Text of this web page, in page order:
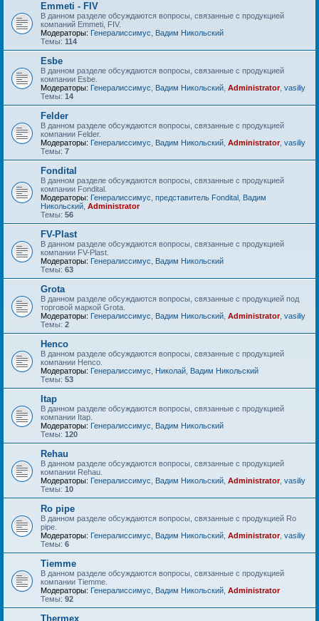
Emmeti - FIV
В данном разделе обсуждаются вопросы, связанные с продукцией
компаний Emmeti, FIV.
Модераторы: Генералиссимус
Вадим Никольский
Темы: 114
Esbe
В данном разделе обсуждаются вопросы, связанные с продукцией
компании Esbe.
Модераторы: Генералиссимус Вадим Никольский Administrator, vasiliy
Темы: 14
Felder
В данном разделе обсуждаются вопросы, связанные с продукцией
компании Felder.
Модераторы: Генералиссимус Вадим Никольский Administrator, vasiliy
Темы: 7
Fondital
В данном разделе обсуждаются вопросы, связанные с продукцией
компании Fondital.
Модераторы: Генералиссимус представитель Fondital Вадим
Никольский Administrator
Темы: 56
FV-Plast
В данном разделе обсуждаются вопросы, связанные с продукцией
компании FV-Plast.
Модераторы: Генералиссимус
Вадим Никольский
Темы: 63
Grota
В данном разделе обсуждаются вопросы, связанные с продукцией под
торговой маркой Grota.
Модераторы: Генералиссимус Вадим Никольский Administrator, vasiliy
Темы: 2
Henco
В данном разделе обсуждаются вопросы, связанные с продукцией
компании Henco.
Модераторы: Генералиссимус Николай Вадим Никольский
Темы: 53
Itap
В данном разделе обсуждаются вопросы, связанные с продукцией
компании Itap.
Модераторы: Генералиссимус
Вадим Никольский
Темы: 120
Rehau
В данном разделе обсуждаются вопросы, связанные с продукцией
компании Rehau.
Модераторы: Генералиссимус Вадим Никольский Administrator, vasiliy
Темы: 10
Ro pipe
В данном разделе обсуждаются вопросы, связанные с продукцией Ro
pipe.
Модераторы: Генералиссимус Вадим Никольский Administrator, vasiliy
Темы: 6
Tiemme
В данном разделе обсуждаются вопросы, связанные с продукцией
компании Tiemme.
Модераторы: Генералиссимус Вадим Никольский Administrator
Темы: 92
Thermex